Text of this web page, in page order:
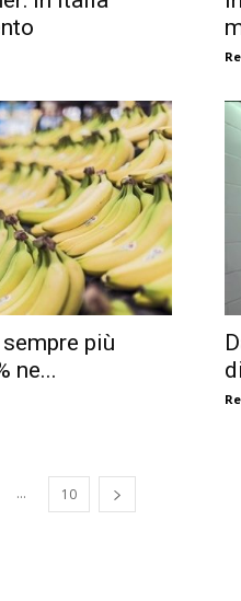
più
ne...
... 10